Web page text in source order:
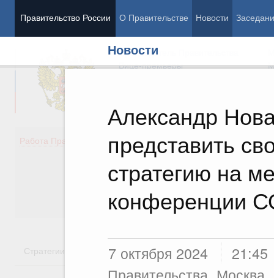
Правительство России О Правительстве Новости
Новости
Александр
представить
стратегию на
конференции
7 октября 2024
21:45
Председатель Правительства
Вице-премьеры
Работа Правительства
Демография
Здоровье
Культура
Государство
Стратегии Государственные программы